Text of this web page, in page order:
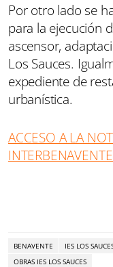
Por otro lado se
para la ejecución
ascensor,
Los Sauces.
expediente de
urbanística.
ACCESO A LA
BENAVENTE IES LOS
OBRAS IES LOS SAUCES